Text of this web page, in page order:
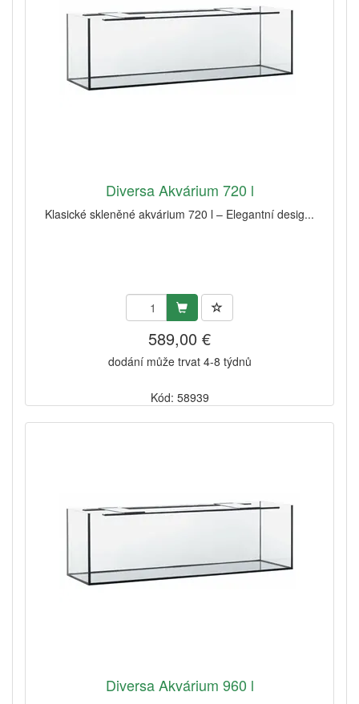
Diversa Akvárium 720 l
Klasické skleněné akvárium 720 l – Elegantní desig...
589,00 €
dodání může trvat 4-8 týdnů
Kód: 58939
Diversa Akvárium 960 l